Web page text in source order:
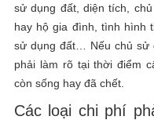
sử dụng đất, diện tích,
hay hộ gia đình, tình hình
sử dụng đất… Nếu chủ sử
phải làm rõ tại thời điểm
còn sống hay đã chết.
Các loại chi phí